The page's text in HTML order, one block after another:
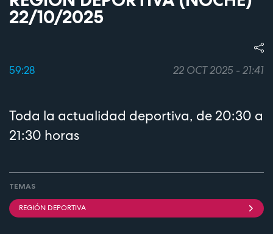
22/10/2025
59:28 22 OCT 2025 - 21:41
Toda la actualidad deportiva, de 20:30 a
21:30 horas
TEMAS
REGIÓN DEPORTIVA